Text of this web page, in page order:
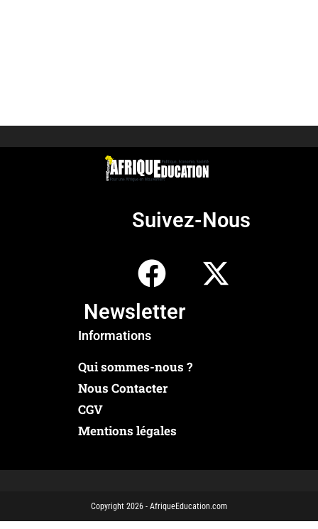
Suivez-Nous
Newsletter
Informations
Qui sommes-nous ?
Nous Contacter
CGV
Mentions légales
Copyright 2026 - AfriqueEducation.com